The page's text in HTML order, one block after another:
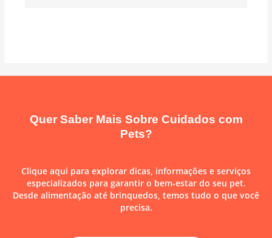
Quer Saber Mais Sobre Cuidados com
Pets?
Clique aqui para explorar dicas, informações e serviços
especializados para garantir o bem-estar do seu pet.
Desde alimentação até brinquedos, temos tudo o que você
precisa.